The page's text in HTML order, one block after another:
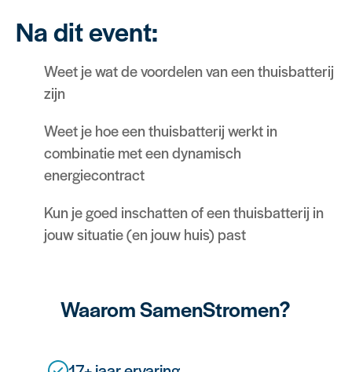
Na dit event:
Weet je wat de voordelen van een thuisbatterij
zijn
Weet je hoe een thuisbatterij werkt in
combinatie met een dynamisch
energiecontract
Kun je goed inschatten of een thuisbatterij in
jouw situatie (en jouw huis) past
Waarom SamenStromen?